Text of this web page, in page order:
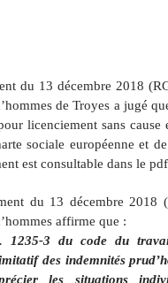
du 13 décembre 2018
de Troyes a jugé
licenciement sans cause
sociale européenne et
est consultable dans le
du 13 décembre 2018
affirme que :
1235-3 du code du
des indemnités
les situations